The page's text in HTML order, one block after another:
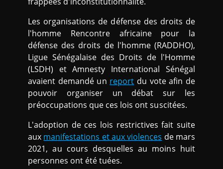
Les organisations de défense des droits de
l'homme Rencontre africaine pour la
défense des droits de l'homme (RADDHO),
Ligue Sénégalaise des Droits de l'Homme
(LSDH) et Amnesty International Sénégal
avaient demandé un report du vote afin de
pouvoir organiser un débat sur les
préoccupations que ces lois ont suscitées.
L'adoption de ces lois restrictives fait suite
aux manifestations et aux violences de mars
2021, au cours desquelles au moins huit
personnes ont été tuées.